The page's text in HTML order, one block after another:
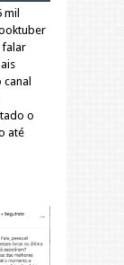
falar
o
até